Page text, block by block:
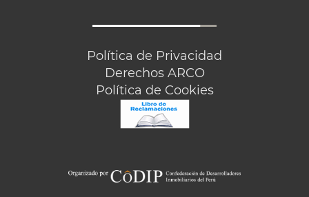
Política de Privacidad
Derechos ARCO
Política de Cookies